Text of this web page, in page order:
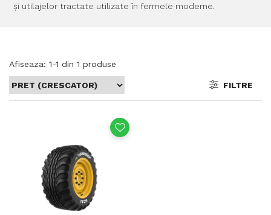
și utilajelor tractate utilizate în fermele moderne.
Afiseaza: 1-1 din 1 produse
FILTRE